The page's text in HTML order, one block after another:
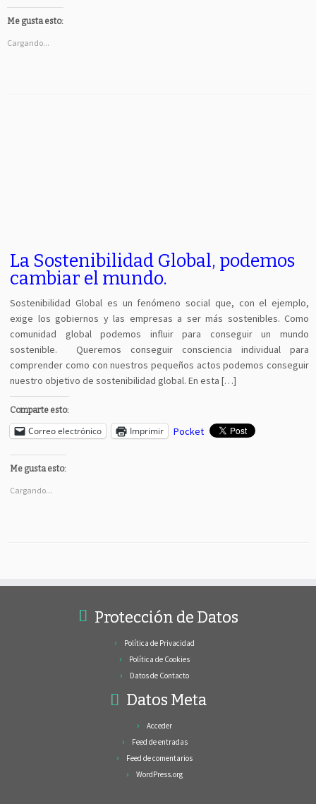
Me gusta esto:
Cargando...
La Sostenibilidad Global, podemos
cambiar el mundo.
Sostenibilidad Global es un fenómeno social que, con el ejemplo,
exige los gobiernos y las empresas a ser más sostenibles. Como
comunidad global podemos influir para conseguir un mundo
sostenible. Queremos conseguir consciencia individual para
comprender como con nuestros pequeños actos podemos conseguir
nuestro objetivo de sostenibilidad global. En esta […]
Comparte esto:
Correo electrónico Imprimir Pocket
Me gusta esto:
Cargando...
Protección de Datos
Política de Privacidad
Política de Cookies
Datos de Contacto
Datos Meta
Acceder
Feed de entradas
Feed de comentarios
WordPress.org